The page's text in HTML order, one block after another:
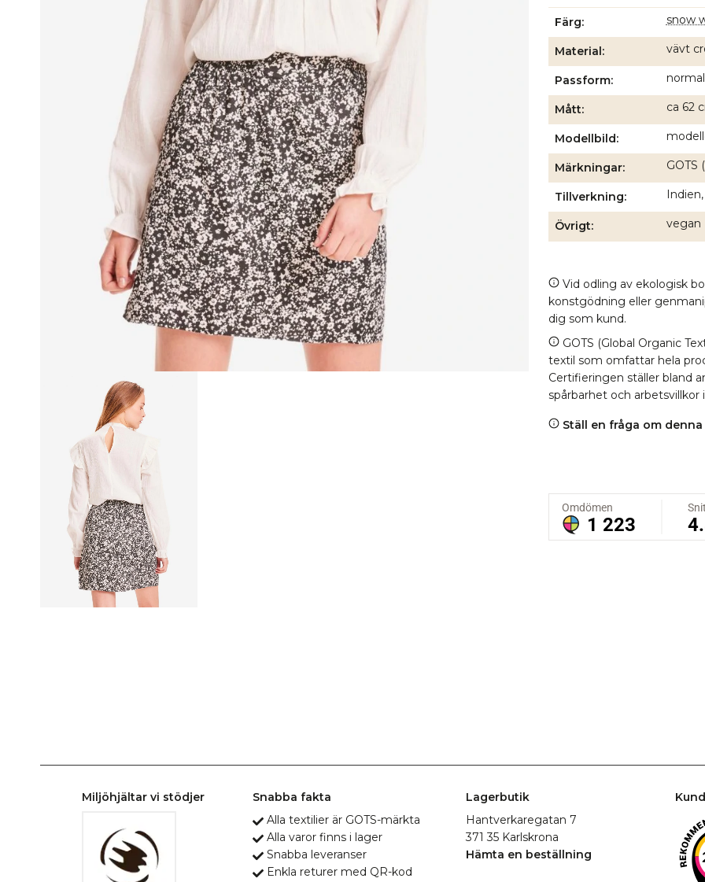
Färg snow
Material vävt
Passform normal
Mått ca 62
Modellbild
Märkningar GOTS
Tillverkning
Övrigt vegan
Vid odling av ekologisk
konstgödning eller
dig som kund.
GOTS (Global Organic
textil som omfattar hela
Certifieringen ställer bland
spårbarhet och arbetsvillkor
Ställ en fråga om
Miljöhjältar vi stödjer
Snabba fakta
Alla textilier är GOTS-märkta
Alla varor finns i lager
Snabba leveranser
Enkla returer med QR-kod
Lagerbutik
Hantverkaregatan 7
371 35 Karlskrona
Hämta en beställning